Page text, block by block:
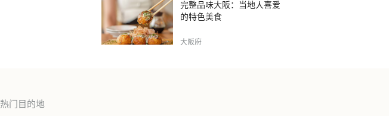
完整品味大阪：当地人喜爱
的特色美食
大阪府
热门目的地